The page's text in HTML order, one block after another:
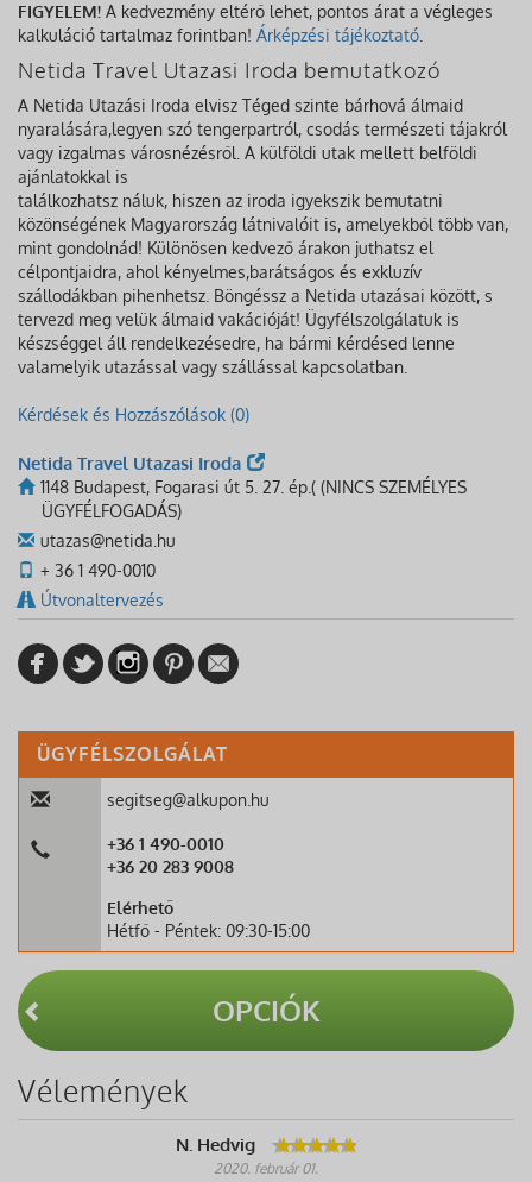
FIGYELEM! A kedvezmény eltérő lehet, pontos árat a végleges
kalkuláció tartalmaz forintban! Árképzési tájékoztató
Netida Travel Utazasi Iroda bemutatkozó
A Netida Utazási Iroda elvisz Téged szinte bárhová álmaid
nyaralására,legyen szó tengerpartról, csodás természeti tájakról
vagy izgalmas városnézésről. A külföldi utak mellett belföldi
ajánlatokkal is
találkozhatsz náluk, hiszen az iroda igyekszik bemutatni
közönségének Magyarország látnivalóit is, amelyekből több van,
mint gondolnád! Különösen kedvező árakon juthatsz el
célpontjaidra, ahol kényelmes,barátságos és exkluzív
szállodákban pihenhetsz. Böngéssz a Netida utazásai között, s
tervezd meg velük álmaid vakációját! Ügyfélszolgálatuk is
készséggel áll rendelkezésedre, ha bármi kérdésed lenne
valamelyik utazással vagy szállással kapcsolatban.
Kérdések és Hozzászólások (0)
Netida Travel Utazasi Iroda
1148 Budapest, Fogarasi út 5. 27. ép.( (NINCS SZEMÉLYES
ÜGYFÉLFOGADÁS)
utazas@netida.hu
+ 36 1 490-0010
Útvonaltervezés
ÜGYFÉLSZOLGÁLAT
segitseg@alkupon.hu
+36 1 490-0010
+36 20 283 9008
Elérhető
Hétfő - Péntek: 09:30-15:00
OPCIÓK
Vélemények
N. Hedvig
2020. február 01.